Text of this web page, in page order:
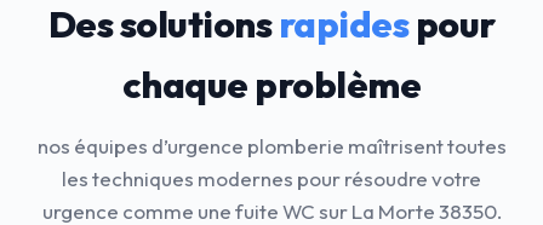
Des solutionsrapidespour
chaque problème
nos équipes d’urgence plomberie maîtrisent toutes
les techniques modernes pour résoudre votre
urgence comme une fuite WC sur La Morte 38350.